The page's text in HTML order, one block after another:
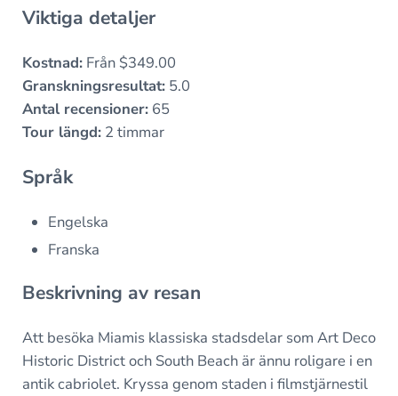
Viktiga detaljer
Kostnad:Från $349.00
Granskningsresultat:5.0
Antal recensioner:65
Tour längd:2 timmar
Språk
Engelska
Franska
Beskrivning av resan
Att besöka Miamis klassiska stadsdelar som Art Deco
Historic District och South Beach är ännu roligare i en
antik cabriolet. Kryssa genom staden i filmstjärnestil